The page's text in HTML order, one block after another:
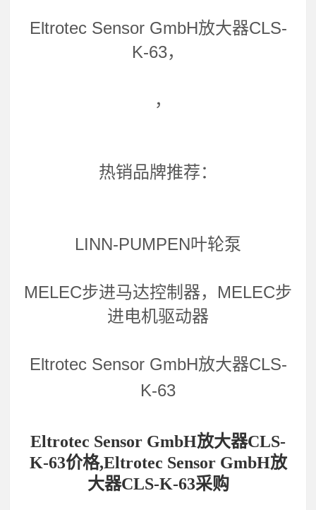
Eltrotec Sensor GmbH放大器CLS-
K-63，
，
热销品牌推荐：
LINN-PUMPEN叶轮泵
MELEC步进马达控制器，MELEC步
进电机驱动器
Eltrotec Sensor GmbH放大器CLS-
K-63
Eltrotec Sensor GmbH放大器CLS-
K-63价格,Eltrotec Sensor GmbH放
大器CLS-K-63采购